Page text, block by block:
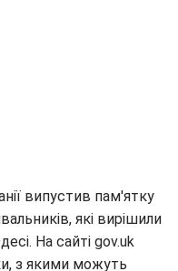
випустив пам'ятку
які вирішили
На сайті gov.uk
з якими можуть